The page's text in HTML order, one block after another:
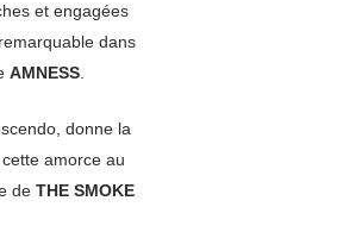
et engagées
dans
AMNESS.
donne la
amorce au
deTHE SMOKE